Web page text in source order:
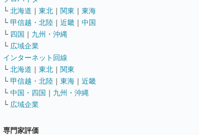
└ 北海道 ｜ 東北 ｜ 関東 ｜ 東海
└ 甲信越・北陸 ｜ 近畿 ｜ 中国
└ 四国 ｜ 九州・沖縄
└ 広域企業
インターネット回線
└ 北海道 ｜ 東北 ｜ 関東
└ 甲信越・北陸 ｜ 東海 ｜ 近畿
└ 中国・四国 ｜ 九州・沖縄
└ 広域企業
専門家評価